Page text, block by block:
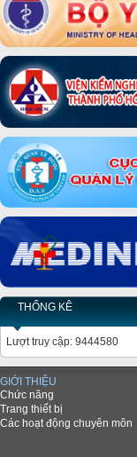
THỐNG KÊ
Lượt truy cập: 9444580
GIỚI THIỆU
Chức năng
Trang thiết bị
Các hoạt động chuyên môn